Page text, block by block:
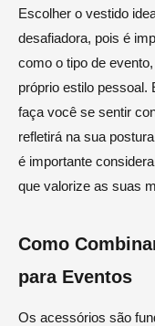
Escolher o vestido
desafiadora, pois é
como o tipo de
próprio estilo pessoal.
faça você se sentir
refletirá na sua
é importante
que valorize as suas
Como
para Eventos
Os acessórios são